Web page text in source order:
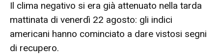
Il clima negativo si era già attenuato nella tarda
mattinata di venerdì 22 agosto: gli indici
americani hanno cominciato a dare vistosi segni
di recupero.